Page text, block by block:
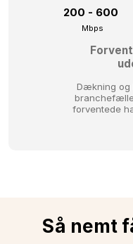
200 - 600
Mbps
Dækning og
forventede
Så nemt